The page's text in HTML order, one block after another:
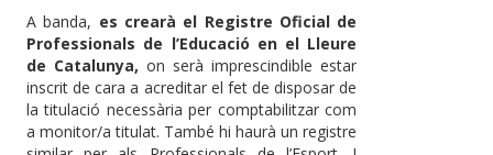
A banda, es crearà el Registre Oficial de
Professionals de l’Educació en el Lleure
de Catalunya, on serà imprescindible estar
inscrit de cara a acreditar el fet de disposar de
la titulació necessària per comptabilitzar com
a monitor/a titulat. També hi haurà un registre